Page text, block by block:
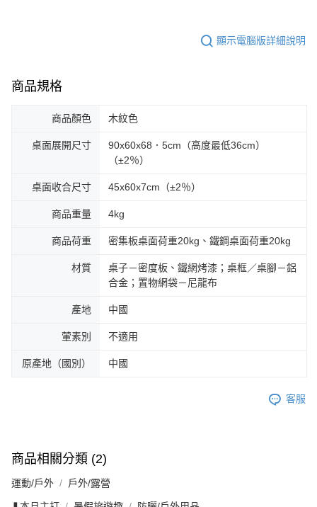
顯示電腦版詳細說明
商品規格
商品顏色 木紋色
桌面展開尺寸
90x60x68．5cm（高度最低36cm）
（±2％）
桌面收合尺寸 45x60x7cm（±2％）
商品重量 4kg
商品荷重 密集板桌面荷重20kg、鐵鋼桌面荷重20kg
材質
桌子－密度板、鐵網烤漆；桌框／桌腳－鋁
合金；置物網袋－尼龍布
產地 中國
葷素別 不適用
原產地（國別） 中國
客服
商品相關分類 (2)
運動/戶外 戶外/露營